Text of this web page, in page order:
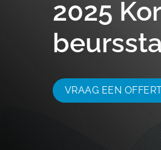
2025
VRAAG EEN